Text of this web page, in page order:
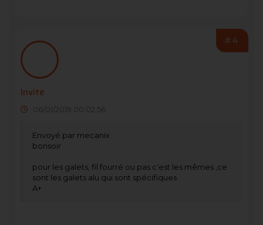
#4
Invité
06/01/2019 00:02:56
Envoyé par mecanix
bonsoir
pour les galets, fil fourré ou pas c’est les mêmes ,ce
sont les galets alu qui sont spécifiques
A+